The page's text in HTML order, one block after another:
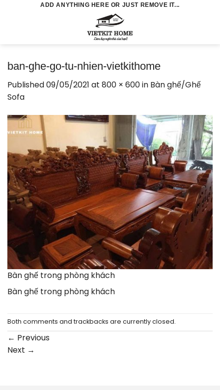
ADD ANYTHING HERE OR JUST REMOVE IT...
ban-ghe-go-tu-nhien-vietkithome
Published09/05/2021 at 800 × 600in Bàn ghế/Ghế
Sofa
Bàn ghế trong phòng khách
Bàn ghế trong phòng khách
Both comments and trackbacks are currently closed.
← Previous
Next →